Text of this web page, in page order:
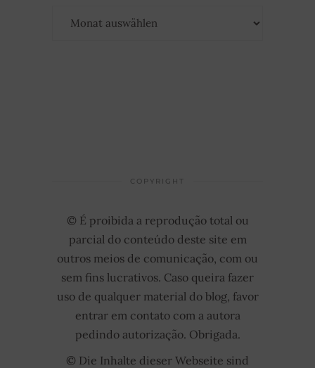
COPYRIGHT
© É proibida a reprodução total ou
parcial do conteúdo deste site em
outros meios de comunicação, com ou
sem fins lucrativos. Caso queira fazer
uso de qualquer material do blog, favor
entrar em contato com a autora
pedindo autorização. Obrigada.
© Die Inhalte dieser Webseite sind